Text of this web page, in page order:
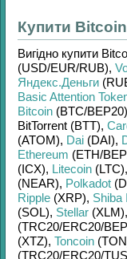
Купити
Вигідно купити
(USD/EUR/RUB),
Яндекс.Деньги
Basic Attention
Bitcoin (BTC/BEP20)
BitTorrent (BTT),
(ATOM), Dai (DAI),
Ethereum (ETH/
(ICX), Litecoin (LTC),
(NEAR), Polkadot
Ripple (XRP), Shiba
(SOL), Stellar (XLM),
(TRC20/ERC20/
(XTZ), Toncoin
(TRC20/ERC20/